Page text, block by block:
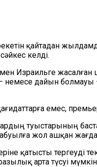
қайтадан
келді.
жасалған
немесе дайын
емес,
туыстарының
ға жол ашқан
қатысты тергеуді
арта түсуі